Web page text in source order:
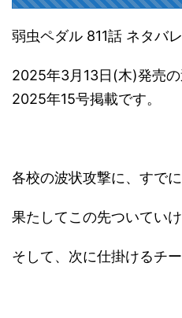
弱虫ペダル 811話 ネタバ
2025年3月13日(木)発売
2025年15号掲載です。
各校の波状攻撃に、すで
果たしてこの先ついてい
そして、次に仕掛けるチ